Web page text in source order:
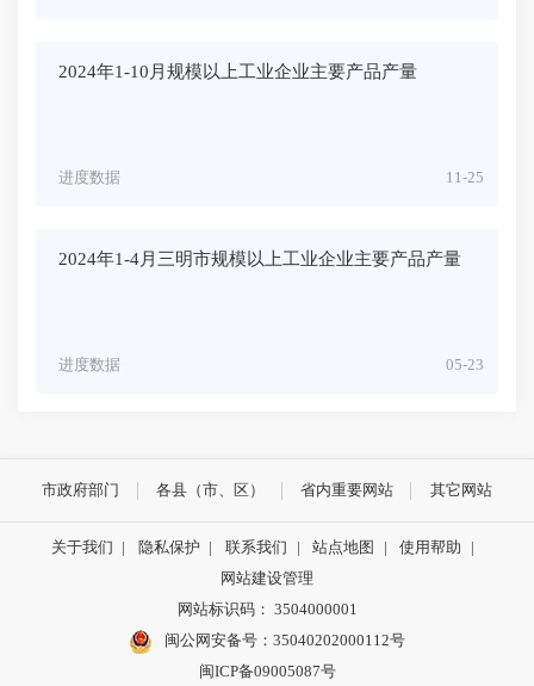
2024年1-10月规模以上工业企业主要产品产量
11-25
进度数据
2024年1-4月三明市规模以上工业企业主要产品产量
05-23
进度数据
市政府部门 各县（市、区） 省内重要网站 其它网站
关于我们 | 隐私保护 | 联系我们 | 站点地图 | 使用帮助
|
网站建设管理
网站标识码： 3504000001
闽公网安备号：35040202000112号
闽ICP备09005087号